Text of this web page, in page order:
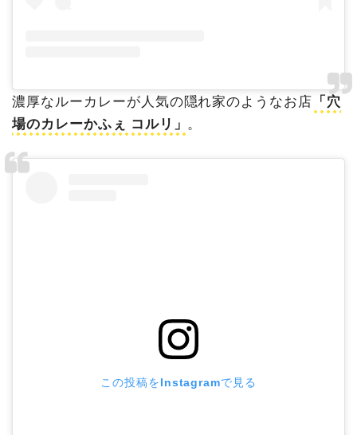
濃厚なルーカレーが人気の隠れ家のようなお店 「穴
場のカレーかふぇ コルリ」 。
この投稿をInstagramで見る